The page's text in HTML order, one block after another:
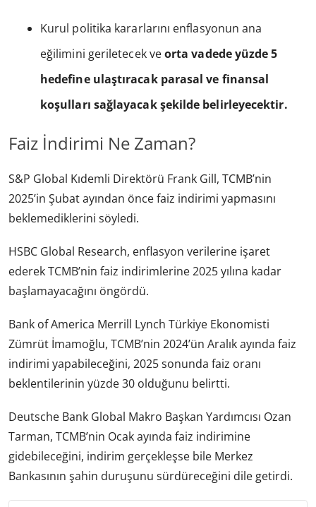
Kurul politika kararlarını enflasyonun ana
eğilimini geriletecek veorta vadede yüzde 5
hedefine ulaştıracak parasal ve finansal
koşulları sağlayacak şekilde belirleyecektir.
Faiz İndirimi Ne Zaman?
S&P Global Kıdemli Direktörü Frank Gill, TCMB’nin
2025’in Şubat ayından önce faiz indirimi yapmasını
beklemediklerini söyledi.
HSBC Global Research, enflasyon verilerine işaret
ederek TCMB’nin faiz indirimlerine 2025 yılına kadar
başlamayacağını öngördü.
Bank of America Merrill Lynch Türkiye Ekonomisti
Zümrüt İmamoğlu, TCMB’nin 2024’ün Aralık ayında faiz
indirimi yapabileceğini, 2025 sonunda faiz oranı
beklentilerinin yüzde 30 olduğunu belirtti.
Deutsche Bank Global Makro Başkan Yardımcısı Ozan
Tarman, TCMB’nin Ocak ayında faiz indirimine
gidebileceğini, indirim gerçekleşse bile Merkez
Bankasının şahin duruşunu sürdüreceğini dile getirdi.